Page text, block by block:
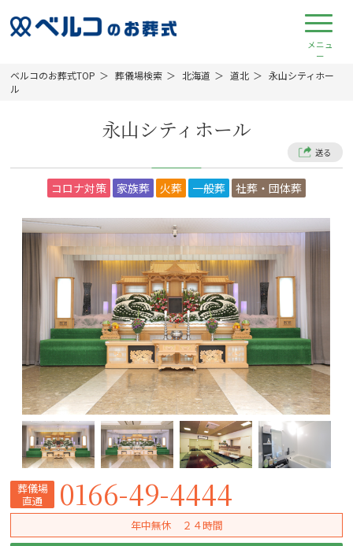
ベルコのお葬式TOP 葬儀場検索 北海道 道北
永山シティホー
ル
永山シティホール
送る
コロナ対策 家族葬 火葬 一般葬 社葬・団体葬
葬儀場
直通
0166-49-4444
年中無休 ２４時間